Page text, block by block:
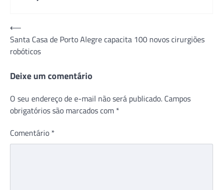
Navegação
de
Post
⟵
Santa Casa de Porto Alegre capacita 100 novos cirurgiões
robóticos
Deixe um comentário
O seu endereço de e-mail não será publicado. Campos
obrigatórios são marcados com *
Comentário *